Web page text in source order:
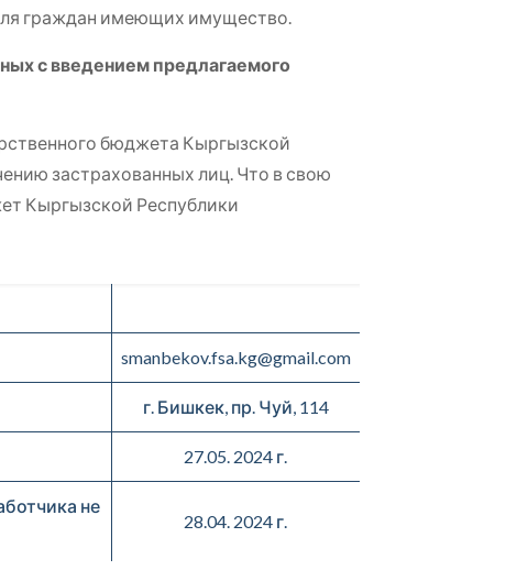
граждан имеющих имущество.
с введением предлагаемого
бюджета Кыргызской
застрахованных лиц. Что в свою
Кыргызской Республики
smanbekov.fsa.kg@gmail.com
г. Бишкек, пр. Чуй, 114
27.05. 2024 г.
не
28.04. 2024 г.